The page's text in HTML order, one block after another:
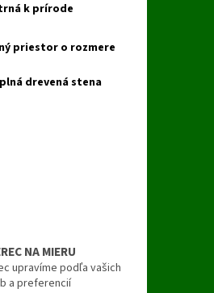
k prírode
priestor o rozmere
drevená stena
NA MIERU
upravíme podľa vašich
a preferencií